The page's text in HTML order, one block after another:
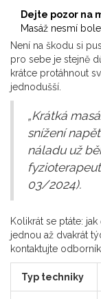
Dejte pozor na
Masáž nesmí
Není na škodu si
pro sebe je stejně
krátce protáhnout
jednodušší.
„Krátká
snížení
náladu už
03/2024).
Kolikrát se ptáte:
jednou až dvakrát
kontaktujte
Typ techniky